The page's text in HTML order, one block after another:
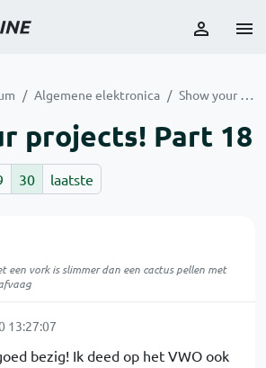
Algemene elektronica Show your projects! Part 18
projects! Part 18
30 laatste
een vork is slimmer dan een cactus pellen met
13:27:07
bezig! Ik deed op het VWO ook